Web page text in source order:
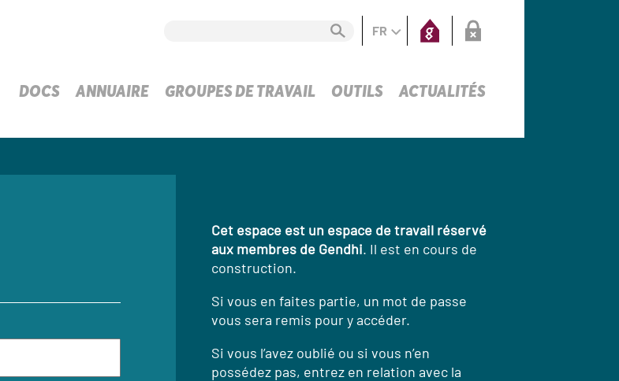
FR
DOCS ANNUAIRE GROUPES DE TRAVAIL OUTILS ACTUALITÉS
Cet espace est un espace de travail réservé
aux membres de Gendhi. Il est en cours de
construction.
Si vous en faites partie, un mot de passe
vous sera remis pour y accéder.
Si vous l’avez oublié ou si vous n’en
possédez pas, entrez en relation avec la